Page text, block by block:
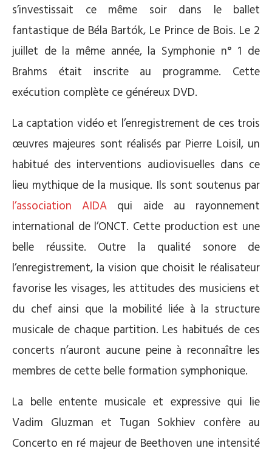
s’investissait ce même soir dans le ballet
fantastique de Béla Bartók, Le Prince de Bois. Le 2
juillet de la même année, la Symphonie n° 1 de
Brahms était inscrite au programme. Cette
exécution complète ce généreux DVD.
La captation vidéo et l’enregistrement de ces trois
œuvres majeures sont réalisés par Pierre Loisil, un
habitué des interventions audiovisuelles dans ce
lieu mythique de la musique. Ils sont soutenus par
l’association AIDA qui aide au rayonnement
international de l’ONCT. Cette production est une
belle réussite. Outre la qualité sonore de
l’enregistrement, la vision que choisit le réalisateur
favorise les visages, les attitudes des musiciens et
du chef ainsi que la mobilité liée à la structure
musicale de chaque partition. Les habitués de ces
concerts n’auront aucune peine à reconnaître les
membres de cette belle formation symphonique.
La belle entente musicale et expressive qui lie
Vadim Gluzman et Tugan Sokhiev confère au
Concerto en ré majeur de Beethoven une intensité